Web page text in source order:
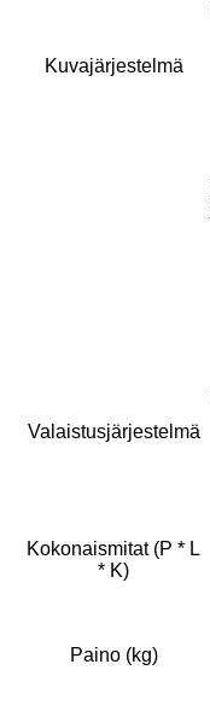
Kuvajärjestelmä
Valaistusjärjestelmä
Kokonaismitat (P * L
* K)
Paino (kg)